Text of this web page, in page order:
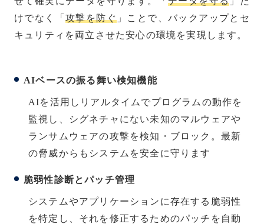
けでなく「 攻撃を防ぐ 」ことで、バックアップとセ
キュリティを両立させた安心の環境を実現します。
AIベースの振る舞い検知機能
AIを活用しリアルタイムでプログラムの動作を
監視し、シグネチャにない未知のマルウェアや
ランサムウェアの攻撃を検知・ブロック。最新
の脅威からもシステムを安全に守ります
脆弱性診断とパッチ管理
システムやアプリケーションに存在する脆弱性
を特定し、それを修正するためのパッチを自動